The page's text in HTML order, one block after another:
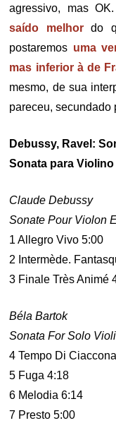
agressivo, mas
saído melhordo
postaremos uma
mas inferior à de
mesmo, de sua
pareceu, secundado
Debussy, Ravel:
Sonata para
Claude Debussy
Sonate Pour Violon
1 Allegro Vivo 5:00
2 Intermède.
3 Finale Très Animé
Béla Bartok
Sonata For Solo
4 Tempo Di
5 Fuga 4:18
6 Melodia 6:14
7 Presto 5:00